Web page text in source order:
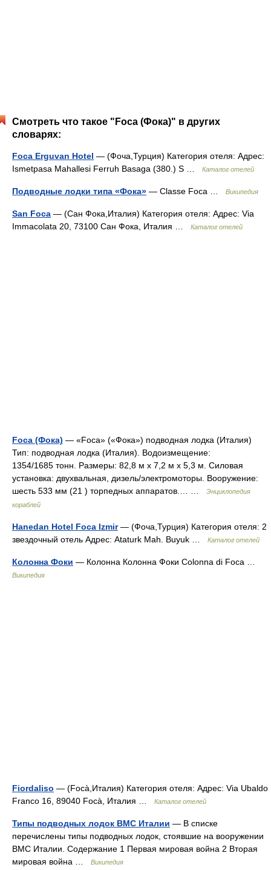
Смотреть что такое "Foca (Фока)" в других
словарях:
Foca Erguvan Hotel — (Фоча,Турция) Категория отеля: Адрес:
Ismetpasa Mahallesi Ferruh Basaga (380.) S …
Каталог отелей
Подводные лодки типа «Фока» — Classe Foca … Википедия
San Foca — (Сан Фока,Италия) Категория отеля: Адрес: Via
Immacolata 20, 73100 Сан Фока, Италия …
Каталог отелей
Fоса (Фока) — «Fоса» («Фока») подводная лодка (Италия)
Тип: подводная лодка (Италия). Водоизмещение:
1354/1685 тонн. Размеры: 82,8 м х 7,2 м х 5,3 м. Силовая
установка: двухвальная, дизель/электромоторы. Вооружение:
шесть 533 мм (21 ) торпедных аппаратов.… …
Энциклопедия
кораблей
Hanedan Hotel Foca Izmir— (Фоча,Турция) Категория отеля: 2
звездочный отель Адрес: Ataturk Mah. Buyuk …
Каталог отелей
Колонна Фоки — Колонна Колонна Фоки Colonna di Foca …
Википедия
Fiordaliso — (Focà,Италия) Категория отеля: Адрес: Via Ubaldo
Franco 16, 89040 Focà, Италия …
Каталог отелей
Типы подводных лодок ВМС Италии — В списке
перечислены типы подводных лодок, стоявшие на вооружении
ВМС Италии. Содержание 1 Первая мировая война 2 Вторая
мировая война …
Википедия